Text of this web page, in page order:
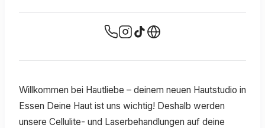
Willkommen bei Hautliebe – deinem neuen Hautstudio in
Essen Deine Haut ist uns wichtig! Deshalb werden
unsere Cellulite- und Laserbehandlungen auf deine